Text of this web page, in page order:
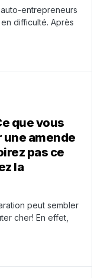
entrepreneurs
difficulté. Après
que vous
amende
pas ce
la
peut sembler
cher! En effet,